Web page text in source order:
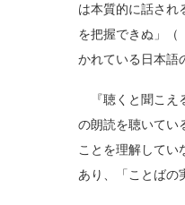
は本質的に話され
を把握できぬ」（
かれている日本語
『聴くと聞こえ
の朗読を聴いてい
ことを理解してい
あり、「ことばの